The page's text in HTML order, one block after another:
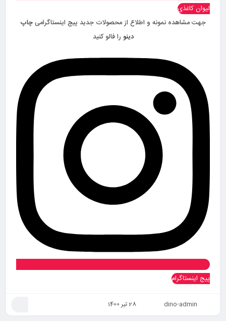
لیوان کاغذی
جهت مشاهده نمونه و اطلاع از محصولات جدید پیج اینستاگرامیچاپ
دینو را فالو کنید
پیج اینستاگرام
dino-admin 28 تیر 1400